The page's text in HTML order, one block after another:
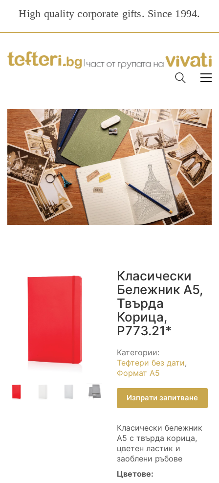
High quality corporate gifts. Since 1994.
Класически
Бележник А5,
Твърда
Корица,
P773.21*
Категории:
Тефтери без дати,
Формат А5
Изпрати запитване
Класически бележник
А5 с твърда корицa,
цветен ластик и
заоблени ръбове
Цветове: